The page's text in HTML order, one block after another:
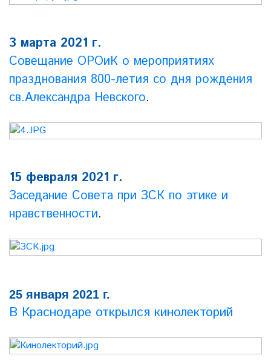
3 марта 2021 г.
Совещание ОРОиК о мероприятиях
празднования 800-летия со дня рождения
св.Александра Невского.
15 февраля 2021 г.
Заседание Совета при ЗСК по этике и
нравственности.
25 января 2021 г.
В Краснодаре открылся кинолекторий